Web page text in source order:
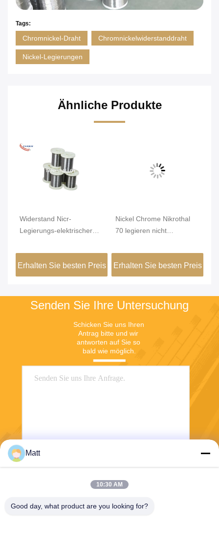
Tags:
Chromnickel-Draht Chromnickelwiderstanddraht
Nickel-Legierungen
Ähnliche Produkte
Widerstand Nicr-
Legierungs-elektrischer
Karma-6j22
Erhalten Sie besten Preis
Nickel Chrome Nikrothal
70 legieren nicht
getempert
Erhalten Sie besten Preis
Senden Sie Ihre Untersuchung
Schicken Sie uns Ihren
Antrag bitte und wir
antworten auf Sie so
bald wie möglich.
Senden Sie
Matt
10:30 AM
Good day, what product are you looking for?